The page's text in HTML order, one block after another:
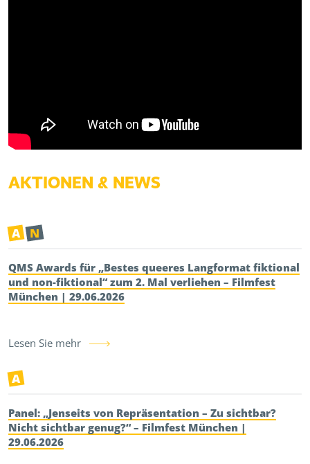
AKTIONEN & NEWS
A N
QMS Awards für „Bestes queeres Langformat fiktional
und non-fiktional“ zum 2. Mal verliehen – Filmfest
München | 29.06.2026
Lesen Sie mehr
A
Panel: „Jenseits von Repräsentation – Zu sichtbar?
Nicht sichtbar genug?“ – Filmfest München |
29.06.2026